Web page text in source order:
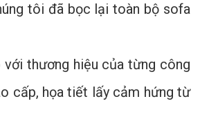
tôi đã bọc lại toàn bộ sofa
thương hiệu của từng công
cấp, họa tiết lấy cảm hứng từ